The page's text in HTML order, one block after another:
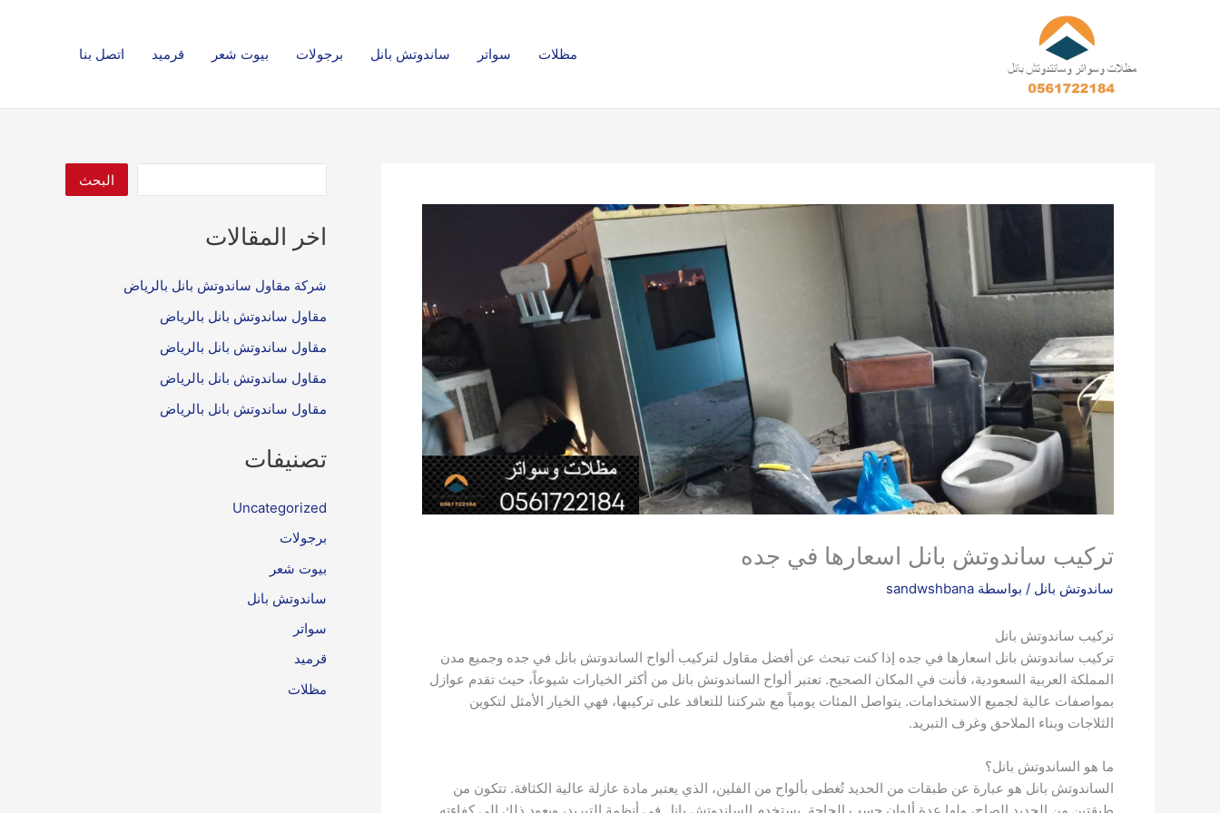
مظلات سواتر ساندوتش بانل برجولات بيوت شعر قرميد اتصل بنا
تركيب ساندوتش بانل اسعارها في جده
ساندوتش بانل / بواسطة sandwshbana
تركيب ساندوتش بانل
تركيب ساندوتش بانل اسعارها في جده إذا كنت تبحث عن أفضل مقاول لتركيب ألواح الساندوتش بانل في جده وجميع مدن
المملكة العربية السعودية، فأنت في المكان الصحيح. تعتبر ألواح الساندوتش بانل من أكثر الخيارات شيوعاً، حيث تقدم عوازل
بمواصفات عالية لجميع الاستخدامات. يتواصل المئات يومياً مع شركتنا للتعاقد على تركيبها، فهي الخيار الأمثل لتكوين
الثلاجات وبناء الملاحق وغرف التبريد.
ما هو الساندوتش بانل؟
الساندوتش بانل هو عبارة عن طبقات من الحديد تُغطى بألواح من الفلين، الذي يعتبر مادة عازلة عالية الكثافة. تتكون من
طبقتين من الحديد الصاج، ولها عدة ألوان حسب الحاجة. يستخدم الساندوتش بانل في أنظمة التبريد، ويعود ذلك إلى كفاءته
ب
البحث
اخر المقالات
شركة مقاول ساندوتش بانل بالرياض
مقاول ساندوتش بانل بالرياض
مقاول ساندوتش بانل بالرياض
مقاول ساندوتش بانل بالرياض
مقاول ساندوتش بانل بالرياض
تصنيفات
Uncategorized
برجولات
بيوت شعر
ساندوتش بانل
سواتر
قرميد
مظلات